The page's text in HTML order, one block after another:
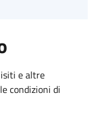
e altre
condizioni di